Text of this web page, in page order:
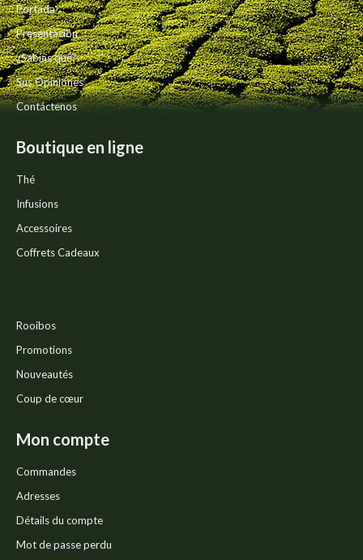
Portada
Presentación
¿Sabías qué?
Sus Opiniones
Contáctenos
Boutique en ligne
Thé
Infusions
Accessoires
Coffrets Cadeaux
Rooibos
Promotions
Nouveautés
Coup de cœur
Mon compte
Commandes
Adresses
Détails du compte
Mot de passe perdu